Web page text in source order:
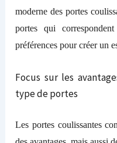
moderne des portes
portes qui
préférences pour créer un
Focus sur les
type de portes
Les portes coulissantes